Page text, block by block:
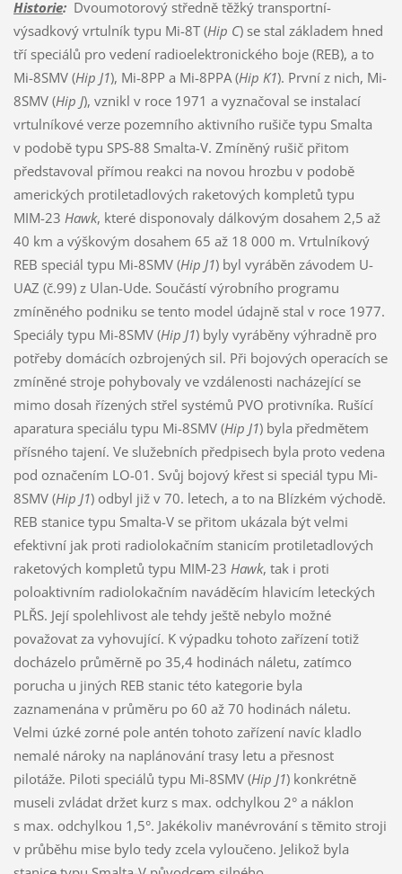
Historie:Dvoumotorový středně těžký transportní-
výsadkový vrtulník typu Mi-8T (Hip C) se stal základem hned
tří speciálů pro vedení radioelektronického boje (REB), a to
Mi-8SMV (Hip J1), Mi-8PP a Mi-8PPA (Hip K1). První z nich, Mi-
8SMV (Hip J), vznikl v roce 1971 a vyznačoval se instalací
vrtulníkové verze pozemního aktivního rušiče typu Smalta
v podobě typu SPS-88 Smalta-V. Zmíněný rušič přitom
představoval přímou reakci na novou hrozbu v podobě
amerických protiletadlových raketových kompletů typu
MIM-23 Hawk, které disponovaly dálkovým dosahem 2,5 až
40 km a výškovým dosahem 65 až 18 000 m. Vrtulníkový
REB speciál typu Mi-8SMV (Hip J1) byl vyráběn závodem U-
UAZ (č.99) z Ulan-Ude. Součástí výrobního programu
zmíněného podniku se tento model údajně stal v roce 1977.
Speciály typu Mi-8SMV (Hip J1) byly vyráběny výhradně pro
potřeby domácích ozbrojených sil. Při bojových operacích se
zmíněné stroje pohybovaly ve vzdálenosti nacházející se
mimo dosah řízených střel systémů PVO protivníka. Rušící
aparatura speciálu typu Mi-8SMV (Hip J1) byla předmětem
přísného tajení. Ve služebních předpisech byla proto vedena
pod označením LO-01. Svůj bojový křest si speciál typu Mi-
8SMV (Hip J1) odbyl již v 70. letech, a to na Blízkém východě.
REB stanice typu Smalta-V se přitom ukázala být velmi
efektivní jak proti radiolokačním stanicím protiletadlových
raketových kompletů typu MIM-23 Hawk, tak i proti
poloaktivním radiolokačním naváděcím hlavicím leteckých
PLŘS. Její spolehlivost ale tehdy ještě nebylo možné
považovat za vyhovující. K výpadku tohoto zařízení totiž
docházelo průměrně po 35,4 hodinách náletu, zatímco
porucha u jiných REB stanic této kategorie byla
zaznamenána v průměru po 60 až 70 hodinách náletu.
Velmi úzké zorné pole antén tohoto zařízení navíc kladlo
nemalé nároky na naplánování trasy letu a přesnost
pilotáže. Piloti speciálů typu Mi-8SMV (Hip J1) konkrétně
museli zvládat držet kurz s max. odchylkou 2° a náklon
s max. odchylkou 1,5°. Jakékoliv manévrování s těmito stroji
v průběhu mise bylo tedy zcela vyloučeno. Jelikož byla